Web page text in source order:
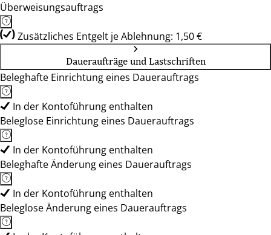
Überweisungsauftrags
Zusätzliches Entgelt je Ablehnung: 1,50 €
Daueraufträge und Lastschriften
Beleghafte Einrichtung eines Dauerauftrags
In der Kontoführung enthalten
Beleglose Einrichtung eines Dauerauftrags
In der Kontoführung enthalten
Beleghafte Änderung eines Dauerauftrags
In der Kontoführung enthalten
Beleglose Änderung eines Dauerauftrags